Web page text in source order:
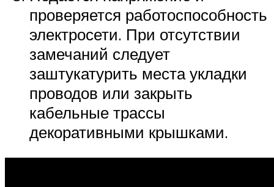
проверяется работоспособность
электросети. При отсутствии
замечаний следует
заштукатурить места укладки
проводов или закрыть
кабельные трассы
декоративными крышками.